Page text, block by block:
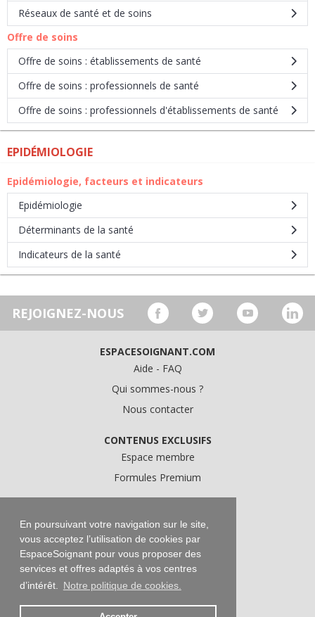
En poursuivant votre navigation sur le site,
vous acceptez l’utilisation de cookies par
EspaceSoignant pour vous proposer des
services et offres adaptés à vos centres
d’intérêt.
Notre politique de cookies.
Réseaux de santé et de soins
Offre de soins
Offre de soins : établissements de santé
Offre de soins : professionnels de santé
Offre de soins : professionnels d'établissements de santé
EPIDÉMIOLOGIE
Epidémiologie, facteurs et indicateurs
Epidémiologie
Déterminants de la santé
Indicateurs de la santé
REJOIGNEZ-NOUS
ESPACESOIGNANT.COM
Aide - FAQ
Qui sommes-nous ?
Nous contacter
CONTENUS EXCLUSIFS
Espace membre
Formules Premium
Conditions Générales d'Utilisation
Données personnelles
Conditions Générales de Vente
Mentions légales